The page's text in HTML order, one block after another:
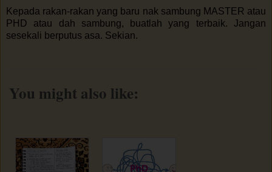
Kepada rakan-rakan yang baru nak sambung MASTER atau
PHD atau dah sambung, buatlah yang terbaik. Jangan
sesekali berputus asa. Sekian.
You might also like: